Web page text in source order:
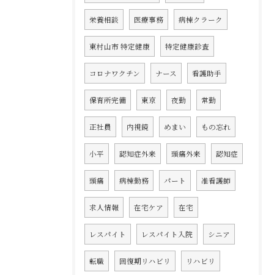
栄養相談 医療事務 病棟クラーク
東村山市 特定健康 特定健康診査
コロナワクチン ナース 看護助手
保育所完備 東京 夜勤 常勤
正社員 内視鏡 めまい もの忘れ
小平 認知症外来 頭痛外来 認知症
頭痛 病棟勤務 パート 准看護師
求人情報 在宅ケア 在宅
レスパイト レスパイト入院 シニア
転職 回復期リハビリ リハビリ